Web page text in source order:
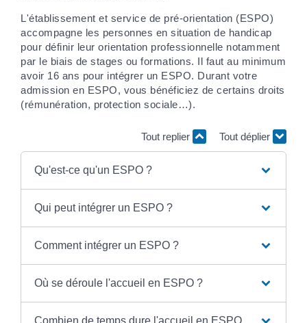
L'établissement et service de pré-orientation (ESPO)
accompagne les personnes en situation de handicap
pour définir leur orientation professionnelle notamment
par le biais de stages ou formations. Il faut au minimum
avoir 16 ans pour intégrer un ESPO. Durant votre
admission en ESPO, vous bénéficiez de certains droits
(rémunération, protection sociale…).
Tout replier Tout déplier
Qu'est-ce qu'un ESPO ?
Qui peut intégrer un ESPO ?
Comment intégrer un ESPO ?
Où se déroule l'accueil en ESPO ?
Combien de temps dure l'accueil en ESPO